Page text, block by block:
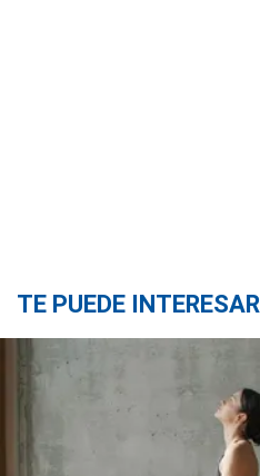
TE PUEDE INTERESAR